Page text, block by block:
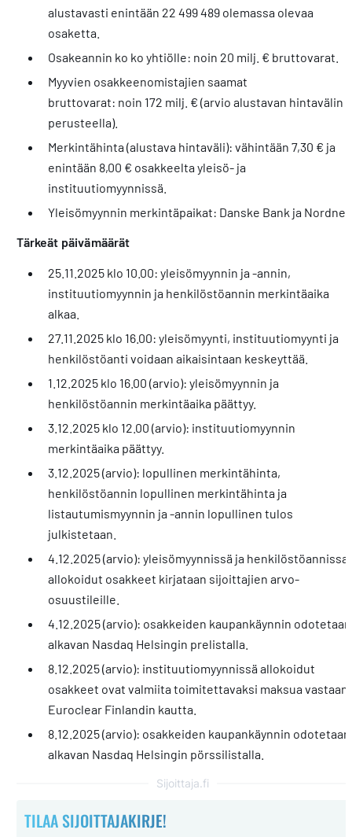
alustavasti enintään 22 499 489 olemassa olevaa
osaketta.
Osakeannin ko ko yhtiölle: noin 20 milj. € bruttovarat.
Myyvien osakkeenomistajien saamat
bruttovarat: noin 172 milj. € (arvio alustavan hintavälin
perusteella).
Merkintähinta (alustava hintaväli): vähintään 7,30 € ja
enintään 8,00 € osakkeelta yleisö- ja
instituutiomyynnissä.
Yleisömyynnin merkintäpaikat: Danske Bank ja
Tärkeät päivämäärät
25.11.2025 klo 10.00: yleisömyynnin ja -annin,
instituutiomyynnin ja henkilöstöannin merkintäaika
alkaa.
27.11.2025 klo 16.00: yleisömyynti, instituutiomyynti ja
henkilöstöanti voidaan aikaisintaan keskeyttää.
1.12.2025 klo 16.00 (arvio): yleisömyynnin ja
henkilöstöannin merkintäaika päättyy.
3.12.2025 klo 12.00 (arvio): instituutiomyynnin
merkintäaika päättyy.
3.12.2025 (arvio): lopullinen merkintähinta,
henkilöstöannin lopullinen merkintähinta ja
listautumismyynnin ja -annin lopullinen tulos
julkistetaan.
4.12.2025 (arvio): yleisömyynnissä ja henkilöstöannissa
allokoidut osakkeet kirjataan sijoittajien arvo-
osuustileille.
4.12.2025 (arvio): osakkeiden kaupankäynnin odotetaan
alkavan Nasdaq Helsingin prelistalla.
8.12.2025 (arvio): instituutiomyynnissä allokoidut
osakkeet ovat valmiita toimitettavaksi maksua vastaan
Euroclear Finlandin kautta.
8.12.2025 (arvio): osakkeiden kaupankäynnin odotetaan
alkavan Nasdaq Helsingin pörssilistalla.
Sijoittaja.fi
TILAA SIJOITTAJAKIRJE!